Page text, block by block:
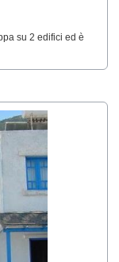
su 2 edifici ed è